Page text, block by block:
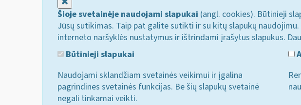
Šioje svetainėje naudojami slapukai (angl. cookies). Būtinieji
Jūsų sutikimas. Taip pat galite sutikti ir su kitų slapukų
interneto naršyklės nustatymus ir ištrindami įrašytus slapukus.
Būtinieji slapukai
Naudojami sklandžiam svetainės veikimui ir įgalina
pagrindines svetainės funkcijas. Be šių slapukų svetainė
negali tinkamai veikti.